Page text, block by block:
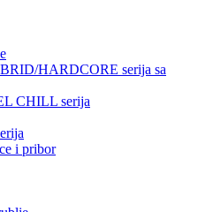
HARDCORE serija sa
CHILL serija
i pribor